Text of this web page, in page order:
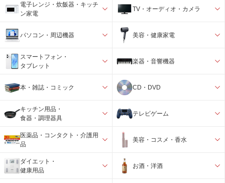
電子レンジ・炊飯器・キッチ
ン家電
TV・オーディオ・カメラ
パソコン・周辺機器 美容・健康家電
スマートフォン・
タブレット
楽器・音響機器
本・雑誌・コミック CD・DVD
キッチン用品・
食器・調理器具
テレビゲーム
医薬品・コンタクト・介護用
品
美容・コスメ・香水
ダイエット・
健康用品
お酒・洋酒